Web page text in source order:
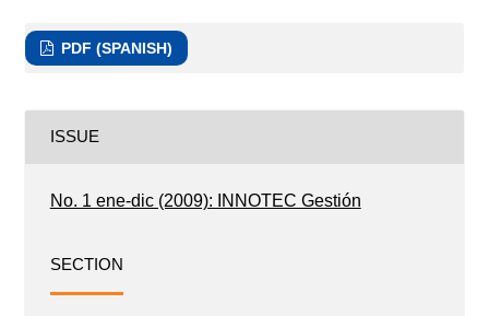
PDF (SPANISH)
ISSUE
No. 1 ene-dic (2009): INNOTEC Gestión
SECTION